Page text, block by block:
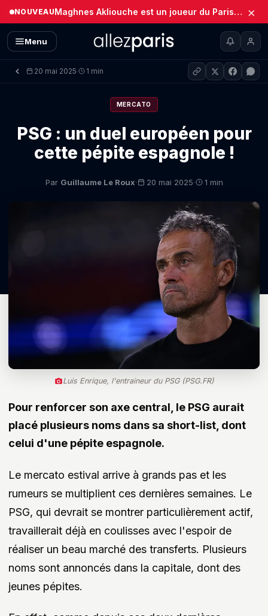
NOUVEAU Maghnes Akliouche est un joueur du Paris Saint-Germain (Officiel) ×
Menu
20 mai 2025· 1 min
MERCATO
PSG : un duel européen pour
cette pépite espagnole !
Par Guillaume Le Roux· 20 mai 2025· 1 min
Luis Enrique, l'entraineur du PSG (PSG.FR)
Pour renforcer son axe central, le PSG aurait
placé plusieurs noms dans sa short-list, dont
celui d'une pépite espagnole.
Le mercato estival arrive à grands pas et les
rumeurs se multiplient ces dernières semaines. Le
PSG, qui devrait se montrer particulièrement actif,
travaillerait déjà en coulisses avec l'espoir de
réaliser un beau marché des transferts. Plusieurs
noms sont annoncés dans la capitale, dont des
jeunes pépites.